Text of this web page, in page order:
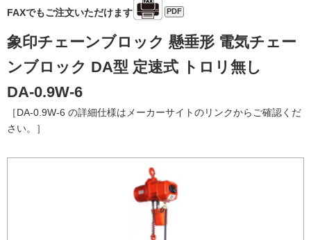
FAXでもご注文いただけます PDF
象印チェーンブロック 懸垂形 電気チェー
ンブロック DA型 定速式 トロリ無し
DA-0.9W-6
［DA-0.9W-6 の詳細仕様はメーカーサイトのリンクからご確認くだ
さい。］